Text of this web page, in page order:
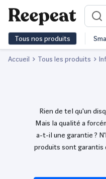
Tous nos produits
Accueil Tous les produits
Rien de tel qu'un
Mais la qualité a
a-t-il une garantie ?
produits sont garantis